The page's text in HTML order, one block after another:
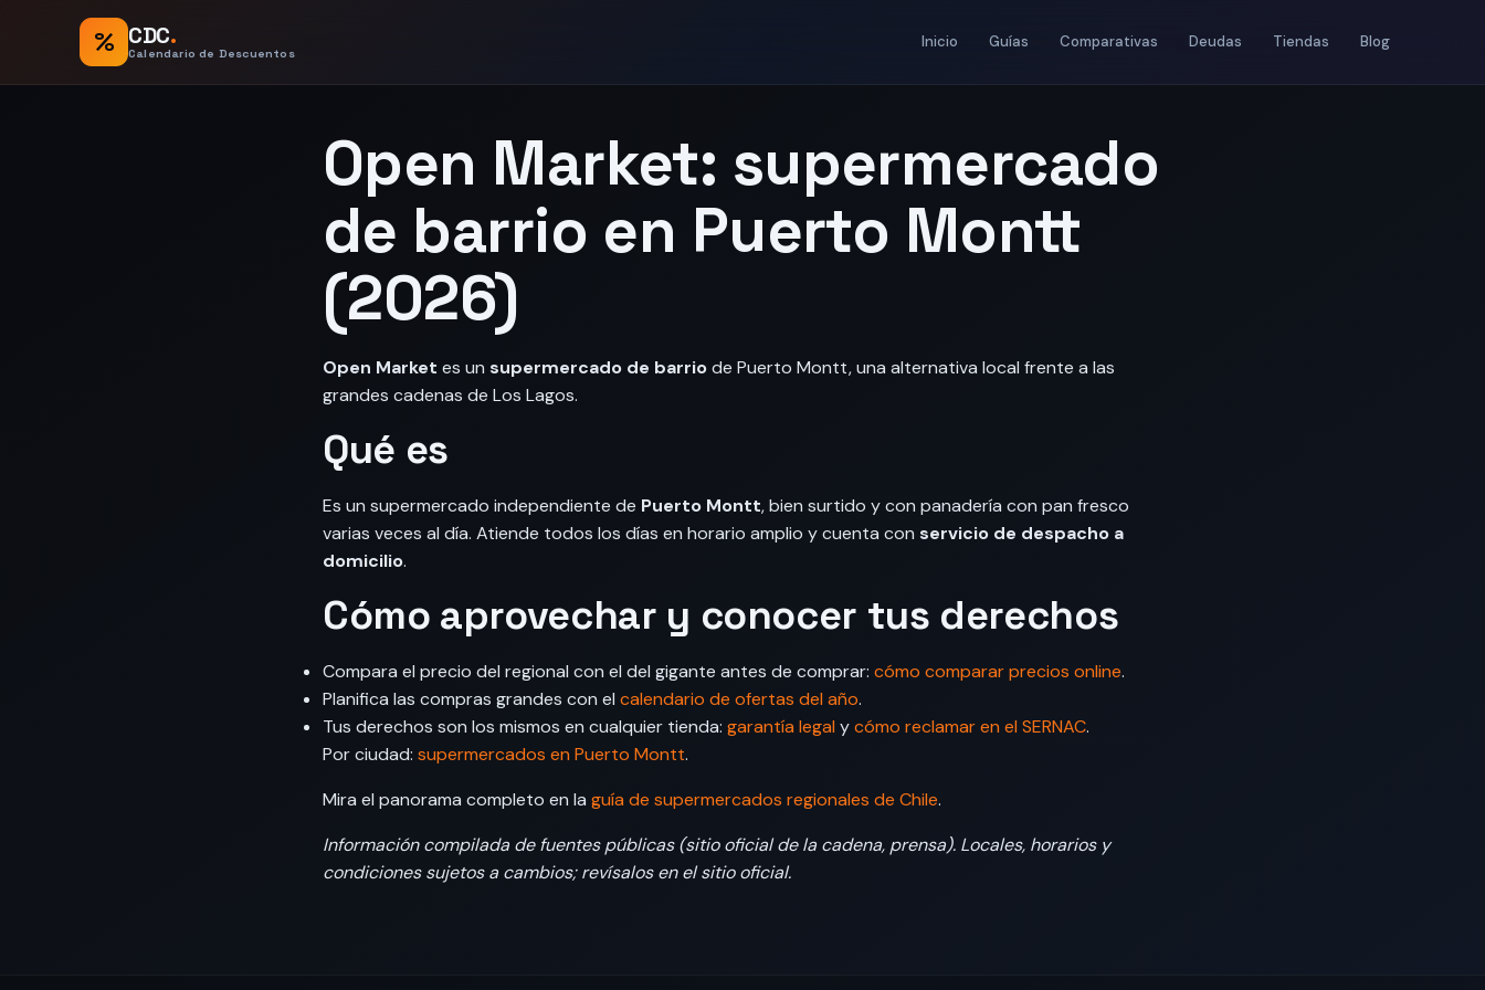
% CDC.
Calendario de Descuentos
Inicio Guías Comparativas Deudas Tiendas Blog
Open Market: supermercado
de barrio en Puerto Montt
(2026)
Open Market es un supermercado de barriode Puerto Montt, una alternativa local frente a las
grandes cadenas de Los Lagos.
Qué es
Es un supermercado independiente de Puerto Montt, bien surtido y con panadería con pan fresco
varias veces al día. Atiende todos los días en horario amplio y cuenta con servicio de despacho a
domicilio.
Cómo aprovechar y conocer tus derechos
Compara el precio del regional con el del gigante antes de comprar: cómo comparar precios online.
Planifica las compras grandes con el calendario de ofertas del año.
Tus derechos son los mismos en cualquier tienda: garantía legal ycómo reclamar en el SERNAC.
Por ciudad: supermercados en Puerto Montt.
Mira el panorama completo en la guía de supermercados regionales de Chile.
Información compilada de fuentes públicas (sitio oficial de la cadena, prensa). Locales, horarios y
condiciones sujetos a cambios; revísalos en el sitio oficial.